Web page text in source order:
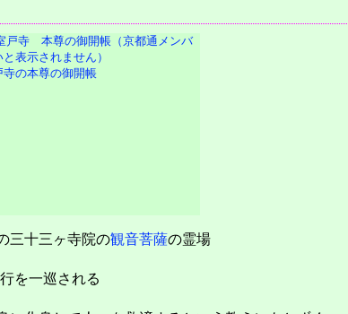
寺の本尊の御開帳
三十三ヶ寺院の観音菩薩の霊場
を一巡される